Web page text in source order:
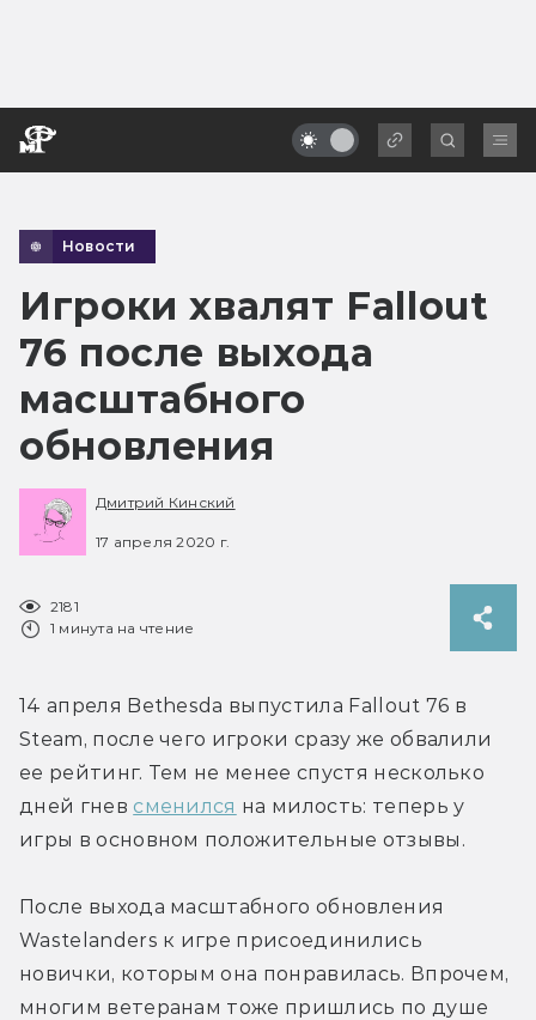
Новости
Игроки хвалят Fallout
76 после выхода
масштабного
обновления
Дмитрий Кинский
17 апреля 2020 г.
2181
1 минута на чтение
14 апреля Bethesda выпустила Fallout 76 в
Steam, после чего игроки сразу же обвалили
ее рейтинг. Тем не менее спустя несколько
дней гнев сменился на милость: теперь у
игры в основном положительные отзывы.
После выхода масштабного обновления
Wastelanders к игре присоединились
новички, которым она понравилась. Впрочем,
многим ветеранам тоже пришлись по душе